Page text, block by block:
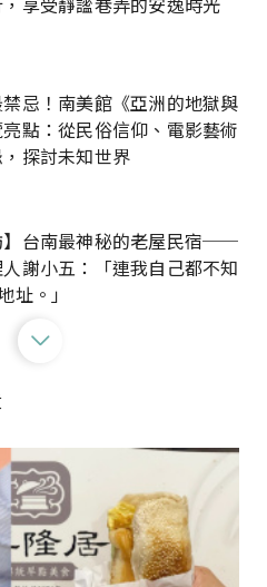
享受靜謐巷弄的安逸時光
忌！南美館《亞洲的地獄與
點：從民俗信仰、電影藝術
探討未知世界
】台南最神秘的老屋民宿──
謝小五：「連我自己都不知
址。」
美館藝術開門」，譜述藝術
下挑戰？貳樓台南店用磨石
與綠植，打造美式早午餐界